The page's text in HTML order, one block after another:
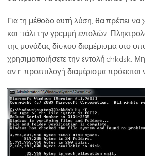
Για τη μέθοδο αυτή λύση, θα πρέπει να
και πάλι την γραμμή εντολών.
της μονάδας δίσκου διαμέρισμα στο
χρησιμοποιήσετε την εντολή chkdsk.
αν η προεπιλογή διαμέρισμα πρόκειται